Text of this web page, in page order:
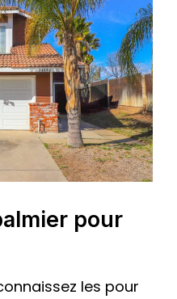
pour
les pour